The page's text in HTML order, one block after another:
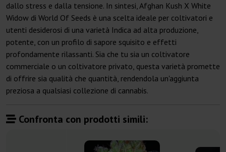
dallo stress e dalla tensione. In sintesi, Afghan Kush X White
Widow di World Of Seeds è una scelta ideale per coltivatori e
utenti desiderosi di una varietà Indica ad alta produzione,
potente, con un profilo di sapore squisito e effetti
profondamente rilassanti. Sia che tu sia un coltivatore
commerciale o un coltivatore privato, questa varietà promette
di offrire sia qualità che quantità, rendendola un'aggiunta
preziosa a qualsiasi collezione di cannabis.
Confronta con prodotti simili: